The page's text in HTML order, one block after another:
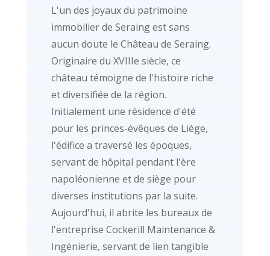
L'un des joyaux du patrimoine
immobilier de Seraing est sans
aucun doute le Château de Seraing.
Originaire du XVIIIe siècle, ce
château témoigne de l'histoire riche
et diversifiée de la région.
Initialement une résidence d'été
pour les princes-évêques de Liège,
l'édifice a traversé les époques,
servant de hôpital pendant l'ère
napoléonienne et de siège pour
diverses institutions par la suite.
Aujourd'hui, il abrite les bureaux de
l'entreprise Cockerill Maintenance &
Ingénierie, servant de lien tangible